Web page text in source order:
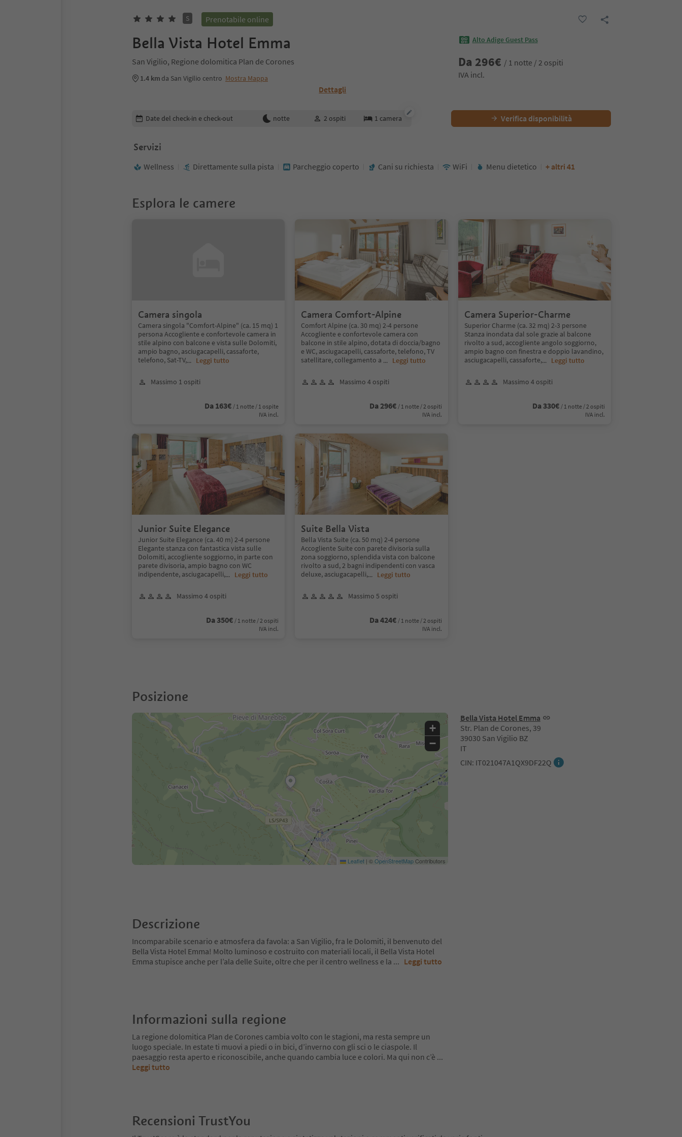
S Prenotabile online
Bella Vista Hotel Emma
San Vigilio, Regione dolomitica Plan de Corones
1.4 km da San Vigilio centro Mostra Mappa
Dettagli
Alto Adige Guest Pass
Da 296€ / 1 notte / 2 ospiti
IVA incl.
Modifica i dettagli della prenotazione
Date del check-in e check-out notte 2 ospiti 1 camera Verifica disponibilità
Servizi
Wellness Direttamente sulla pista Parcheggio coperto Cani su richiesta WiFi Menu dietetico + altri 41
Esplora le camere
Camera singola
Camera singola "Comfort-Alpine" (ca. 15 mq) 1
persona Accogliente e confortevole camera in
stile alpino con balcone e vista sulle Dolomiti,
ampio bagno, asciugacapelli, cassaforte,
telefono, Sat-TV,... Leggi tutto
Massimo 1 ospiti
Da 163€ / 1 notte / 1 ospite
IVA incl.
Camera Comfort-Alpine
Comfort Alpine (ca. 30 mq) 2-4 persone
Accogliente e confortevole camera con
balcone in stile alpino, dotata di doccia/bagno
e WC, asciugacapelli, cassaforte, telefono, TV
satellitare, collegamento a ... Leggi tutto
Massimo 4 ospiti
Da 296€ / 1 notte / 2 ospiti
IVA incl.
Camera Superior-Charme
Superior Charme (ca. 32 mq) 2-3 persone
Stanza inondata dal sole grazie al balcone
rivolto a sud, accogliente angolo soggiorno,
ampio bagno con finestra e doppio lavandino,
asciugacapelli, cassaforte,... Leggi tutto
Massimo 4 ospiti
Da 330€ / 1 notte / 2 ospiti
IVA incl.
Junior Suite Elegance
Junior Suite Elegance (ca. 40 m) 2-4 persone
Elegante stanza con fantastica vista sulle
Dolomiti, accogliente soggiorno, in parte con
parete divisoria, ampio bagno con WC
indipendente, asciugacapelli,... Leggi tutto
Massimo 4 ospiti
Da 350€ / 1 notte / 2 ospiti
IVA incl.
Suite Bella Vista
Bella Vista Suite (ca. 50 mq) 2-4 persone
Accogliente Suite con parete divisoria sulla
zona soggiorno, splendida vista con balcone
rivolto a sud, 2 bagni indipendenti con vasca
deluxe, asciugacapelli,... Leggi tutto
Massimo 5 ospiti
Da 424€ / 1 notte / 2 ospiti
IVA incl.
Posizione
Bella Vista Hotel Emma
Str. Plan de Corones, 39
39030 San Vigilio BZ
IT
CIN: IT021047A1QX9DF22Q
+
−
Leaflet | ©OpenStreetMapContributors
Descrizione
Incomparabile scenario e atmosfera da favola: a San Vigilio, fra le Dolomiti, il benvenuto del
Bella Vista Hotel Emma! Molto luminoso e costruito con materiali locali, il Bella Vista Hotel
Emma stupisce anche per l’ala delle Suite, oltre che per il centro wellness e la ... Leggi tutto
Informazioni sulla regione
La regione dolomitica Plan de Corones cambia volto con le stagioni, ma resta sempre un
luogo speciale. In estate ti muovi a piedi o in bici, d’inverno con gli sci o le ciaspole. Il
paesaggio resta aperto e riconoscibile, anche quando cambia luce e colori. Ma qui non c’è ...
Leggi tutto
Recensioni TrustYou